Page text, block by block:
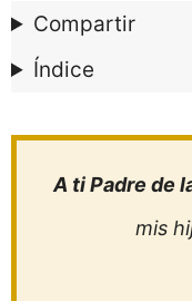
Compartir
Índice
A ti Padre de
mis